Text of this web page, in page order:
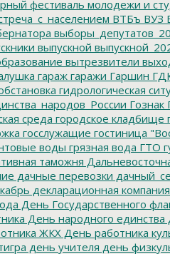
фестиваль молодежи и
ВТБъ ВУЗ
выпускной
вытрезвители
гараж гаражи Гаршин
гидрологическая
Гознак
среда городское кладбище
госслужащие гостиница
воды грязная вода ГТО
таможня
дачные перевозки
декларационная компания
День Государственного
День народного единства
ЖКХ День работника
день учителя день